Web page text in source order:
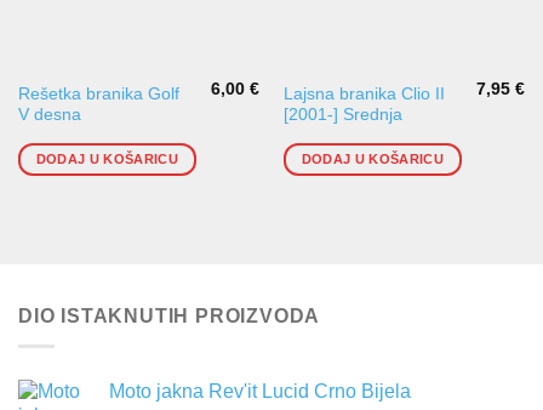
Rešetka branika Golf
V desna
6,00€
DODAJ U KOŠARICU
Lajsna branika Clio II
[2001-] Srednja
7,95€
DODAJ U KOŠARICU
DIO ISTAKNUTIH PROIZVODA
Moto jakna Rev'it Lucid Crno Bijela